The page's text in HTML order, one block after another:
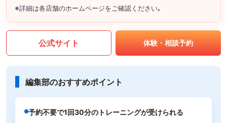
※詳細は各店舗のホームページをご確認ください｡
公式サイト 体験・相談予約
編集部のおすすめポイント
予約不要で1回30分のトレーニングが受けられる